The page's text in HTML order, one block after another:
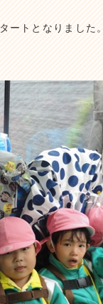
ートとなりました。